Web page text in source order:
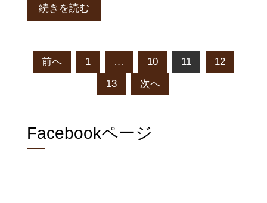
続きを読む
投
の
ペ
前へ 1 … 10 11
12
13
次へ
Facebookページ